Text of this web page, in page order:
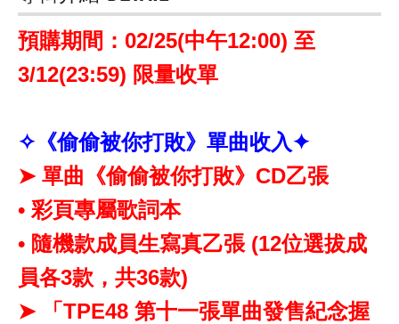
預購期間：02/25(中午12:00) 至
3/12(23:59) 限量收單
✧《偷偷被你打敗》單曲收入✦
➤ 單曲《偷偷被你打敗》CD乙張
• 彩頁專屬歌詞本
• 隨機款成員生寫真乙張 (12位選拔成
員各3款，共36款)
➤ 「TPE48 第十一張單曲發售紀念握